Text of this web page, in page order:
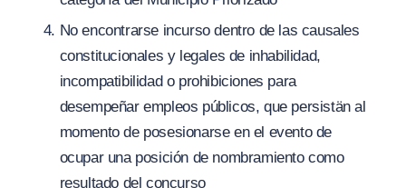
No encontrarse incurso dentro de las causales
constitucionales y legales de inhabilidad,
incompatibilidad o prohibiciones para
desempeñar empleos públicos, que persistän al
momento de posesionarse en el evento de
ocupar una posición de nombramiento como
resultado del concurso